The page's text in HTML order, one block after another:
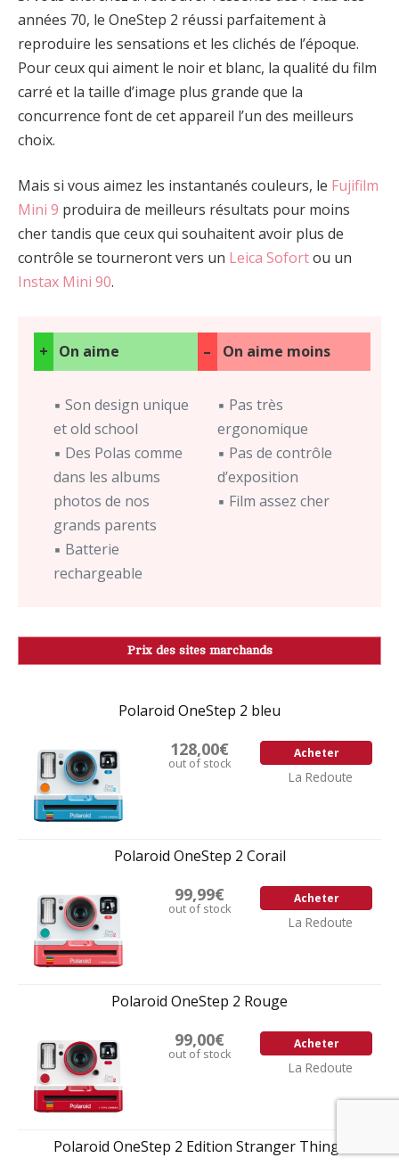
années 70, le OneStep 2 réussi parfaitement à
reproduire les sensations et les clichés de l’époque.
Pour ceux qui aiment le noir et blanc, la qualité du film
carré et la taille d’image plus grande que la
concurrence font de cet appareil l’un des meilleurs
choix.
Mais si vous aimez les instantanés couleurs, le Fujifilm
Mini 9 produira de meilleurs résultats pour moins
cher tandis que ceux qui souhaitent avoir plus de
contrôle se tourneront vers un Leica Sofortou un
Instax Mini 90.
+ On aime
▪ Son design unique
et old school
▪ Des Polas comme
dans les albums
photos de nos
grands parents
▪ Batterie
rechargeable
– On aime moins
▪ Pas très
ergonomique
▪ Pas de contrôle
d’exposition
▪ Film assez cher
Prix des sites marchands
Polaroid OneStep 2 bleu
128,00€
out of stock
Acheter
La Redoute
Polaroid OneStep 2 Corail
99,99€
out of stock
Acheter
La Redoute
Polaroid OneStep 2 Rouge
99,00€
out of stock
Acheter
La Redoute
Polaroid OneStep 2 Edition Stranger Things